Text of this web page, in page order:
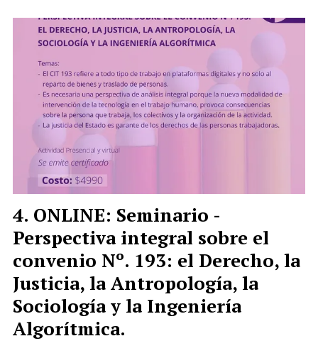
ONLINE: Seminario -
Perspectiva integral sobre el
convenio Nº. 193: el Derecho, la
Justicia, la Antropología, la
Sociología y la Ingeniería
Algorítmica.